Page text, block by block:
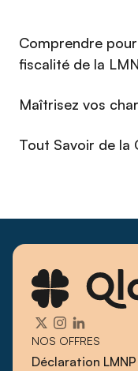
Comprendre pour
fiscalité de la
Maîtrisez vos
Tout Savoir de
NOS OFFRES
Déclaration LMNP